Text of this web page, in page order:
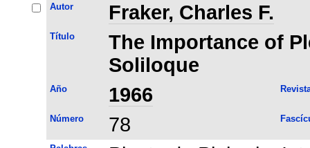
Autor Fraker, Charles F.
Título
The Importance of
Soliloque
Año 1966
Número 78